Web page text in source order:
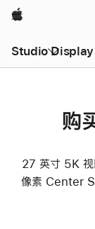
Apple
Studio Display
购
27 英寸 5K 视
像素 Center